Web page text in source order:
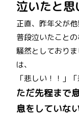
泣いたと思
正直、昨年父が
普段泣いたこと
騒然としており
は、
「悲しい！！」
ただ先程まで
息をしていな